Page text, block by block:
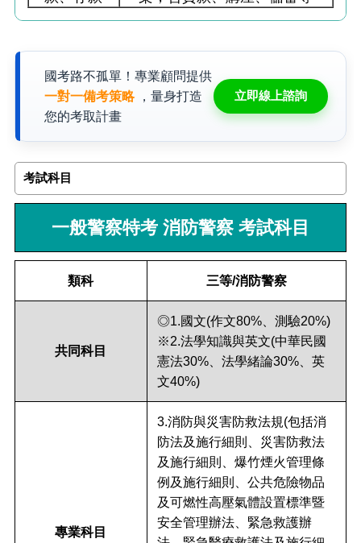
國考路不孤單！專業顧問提供
一對一備考策略，量身打造
您的考取計畫
立即線上諮詢
考試科目
一般警察特考 消防警察 考試科目
類科 三等/消防警察
共同科目
◎1.國文(作文80%、測驗20%)
※2.法學知識與英文(中華民國
憲法30%、法學緒論30%、英
文40%)
專業科目
3.消防與災害防救法規(包括消
防法及施行細則、災害防救法
及施行細則、爆竹煙火管理條
例及施行細則、公共危險物品
及可燃性高壓氣體設置標準暨
安全管理辦法、緊急救護辦